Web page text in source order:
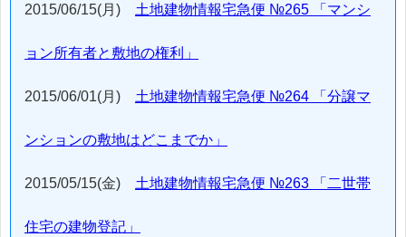
2015/06/15(月) 土地建物情報宅急便 №265 「マンシ
ョン所有者と敷地の権利」
2015/06/01(月) 土地建物情報宅急便 №264 「分譲マ
ンションの敷地はどこまでか」
2015/05/15(金) 土地建物情報宅急便 №263 「二世帯
住宅の建物登記」